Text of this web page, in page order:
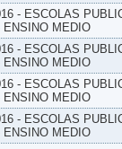
- ESCOLAS
ENSINO MEDIO
- ESCOLAS
ENSINO MEDIO
- ESCOLAS
ENSINO MEDIO
- ESCOLAS
ENSINO MEDIO